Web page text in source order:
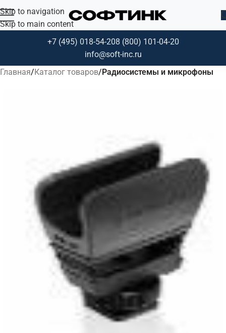
Skip to navigation
Skip to main content
+7 (495) 018-54-208 (800) 101-04-20
info@soft-inc.ru
Главная Каталог товаров Радиосистемы и микрофоны